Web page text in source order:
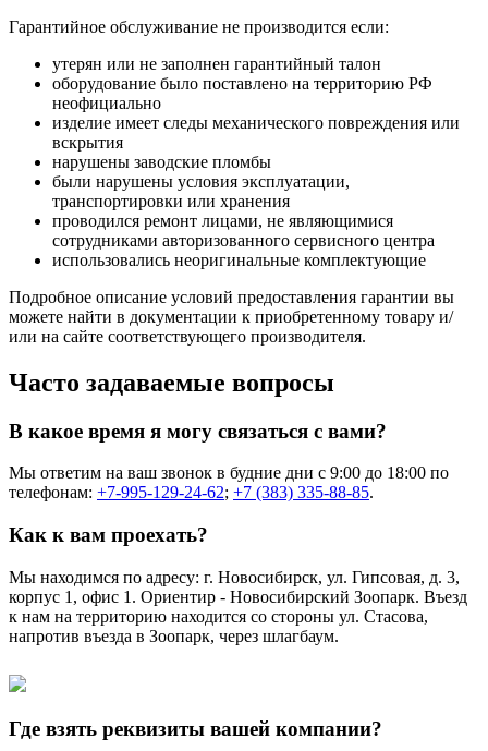
Гарантийное обслуживание не производится если:
утерян или не заполнен гарантийный талон
оборудование было поставлено на территорию РФ
неофициально
изделие имеет следы механического повреждения или
вскрытия
нарушены заводские пломбы
были нарушены условия эксплуатации,
транспортировки или хранения
проводился ремонт лицами, не являющимися
сотрудниками авторизованного сервисного центра
использовались неоригинальные комплектующие
Подробное описание условий предоставления гарантии вы
можете найти в документации к приобретенному товару и/
или на сайте соответствующего производителя.
Часто задаваемые вопросы
В какое время я могу связаться с вами?
Мы ответим на ваш звонок в будние дни с 9:00 до 18:00 по
телефонам: +7-995-129-24-62; +7 (383) 335-88-85.
Как к вам проехать?
Мы находимся по адресу: г. Новосибирск, ул. Гипсовая, д. 3,
корпус 1, офис 1. Ориентир - Новосибирский Зоопарк. Въезд
к нам на территорию находится со стороны ул. Стасова,
напротив въезда в Зоопарк, через шлагбаум.
Где взять реквизиты вашей компании?